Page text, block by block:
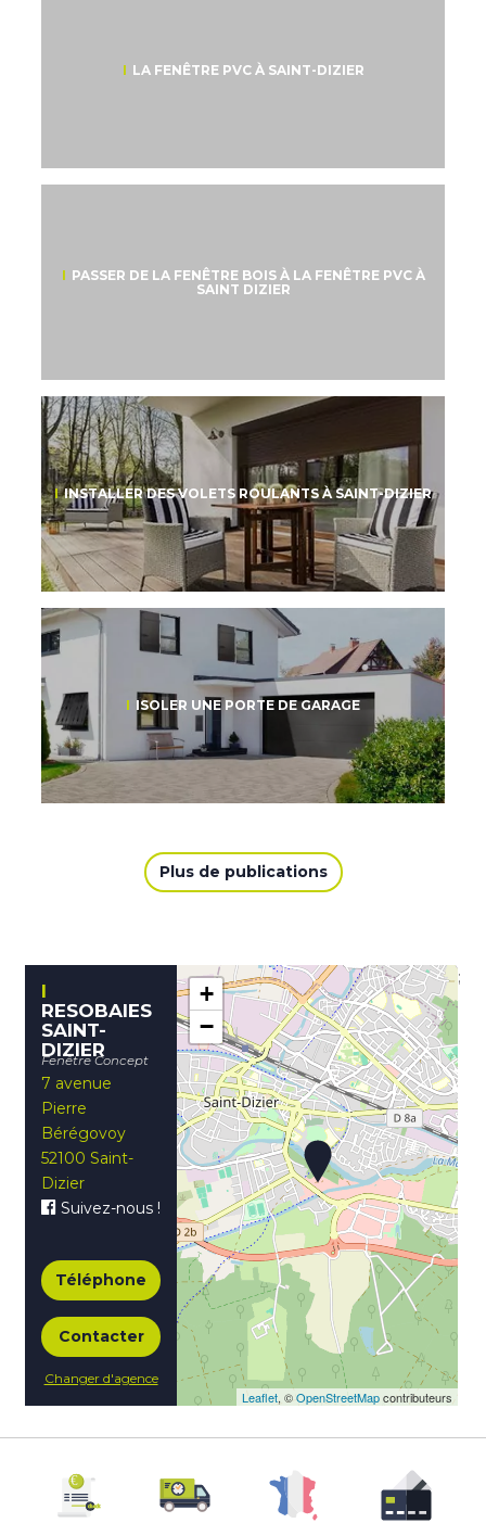
LA FENÊTRE PVC À SAINT-DIZIER
PASSER DE LA FENÊTRE BOIS À LA FENÊTRE PVC À
SAINT DIZIER
INSTALLER DES VOLETS ROULANTS À SAINT-DIZIER
ISOLER UNE PORTE DE GARAGE
Plus de publications
RESOBAIES
SAINT-
DIZIER
Fenêtre Concept
7 avenue
Pierre
Bérégovoy
52100 Saint-
Dizier
Suivez-nous !
Téléphone
Contacter
Changer d'agence
+
−
Leaflet, ©OpenStreetMapcontributeurs
;